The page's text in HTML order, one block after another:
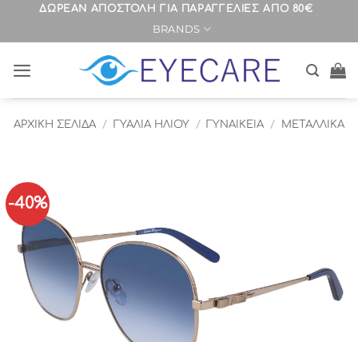
ΜετάβασηΔΩΡΕΑΝ ΑΠΟΣΤΟΛΗ ΓΙΑ ΠΑΡΑΓΓΕΛΙΕΣ ΑΠΟ 80€
BRANDS
ΑΡΧΙΚΉ ΣΕΛΊΔΑ / ΓΥΑΛΙΑ ΗΛΙΟΥ / ΓΥΝΑΙΚΕΙΑ / ΜΕΤΑΛΛΙΚΑ
-40%